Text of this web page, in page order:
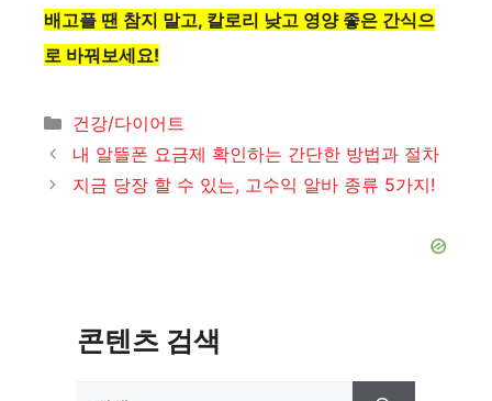
배고플 땐 참지 말고, 칼로리 낮고 영양 좋은 간식으
로 바꿔보세요!
카
테
고
리
건강/다이어트
내 알뜰폰 요금제 확인하는 간단한 방법과 절차
지금 당장 할 수 있는, 고수익 알바 종류 5가지!
콘텐츠 검색